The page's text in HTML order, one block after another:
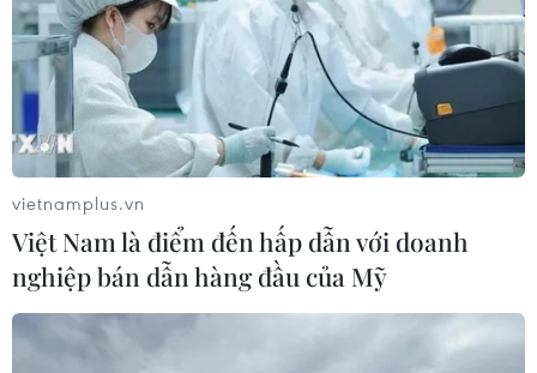
vietnamplus.vn
Việt Nam là điểm đến hấp dẫn với doanh
nghiệp bán dẫn hàng đầu của Mỹ